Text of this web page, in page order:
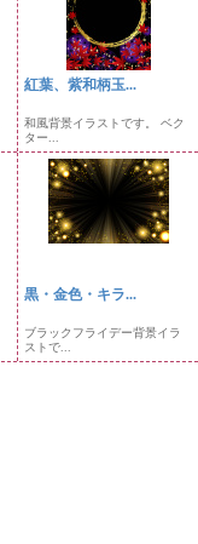
紅葉、紫和柄玉...
和風背景イラストです。 ベク
ター...
黒・金色・キラ...
ブラックフライデー背景イラ
ストで...